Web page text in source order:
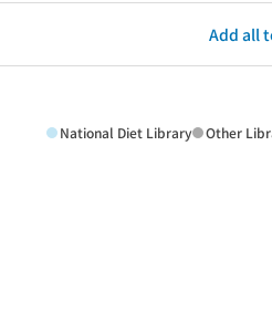
Add all
National Diet Library Other